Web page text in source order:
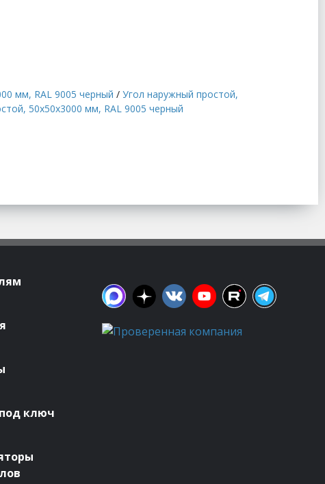
мм, RAL 9005 черный /Угол наружный простой,
50x50x3000 мм, RAL 9005 черный
ключ